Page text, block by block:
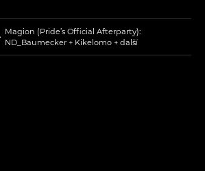
Magion (Pride’s Official Afterparty):
ND_Baumecker + Kikelomo + další